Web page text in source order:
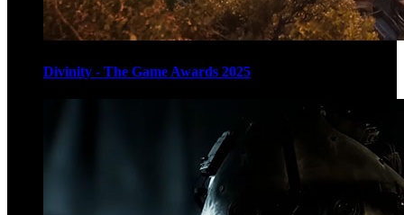
Divinity - The Game Awards 2025